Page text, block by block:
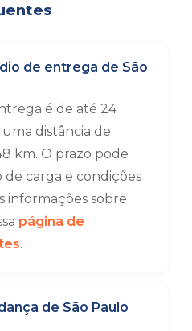
de entrega de São
é de até 24
distância de
km. O prazo pode
carga e condições
informações sobre
página de
.
de São Paulo